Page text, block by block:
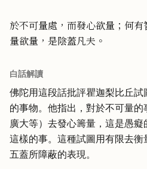
於不可量處，而發心欲量；何
量欲量，是陰蓋凡夫。
白話解讀
佛陀用這段話批評瞿迦梨比丘
的事物。他指出，對於不可量
廣大等）去發心籌量，這是愚
這樣的事。這種試圖用有限去
五蓋所障蔽的表現。